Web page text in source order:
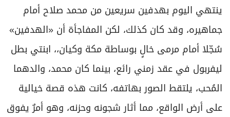
ينتهي اليوم بهدفين سريعين من محمد صلاح أمام
جماهيره، وقد كان كذلك، لكن المفاجأة أن «الهدفين»
سُجّلا أمام مرمى خالٍ بوساطة مكة وكيان،، ابنتي بطل
ليفربول في عقد زمني رائع، بينما كان محمد، والدهما
المُحب، يلتقط الصور بهاتفه، كانت هذه قصة خيالية
على أرض الواقع، مما أثار شجونه وحزنه، وهو أمرٌ يفوق